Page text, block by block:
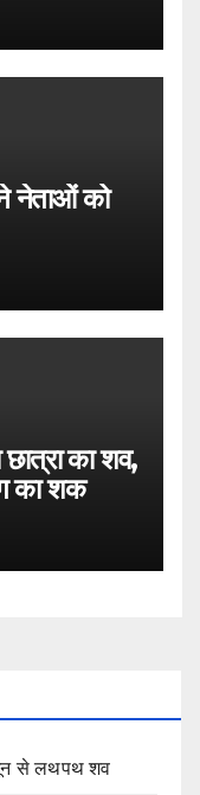
नेताओं को
छात्रा का शव,
का शक
से लथपथ शव